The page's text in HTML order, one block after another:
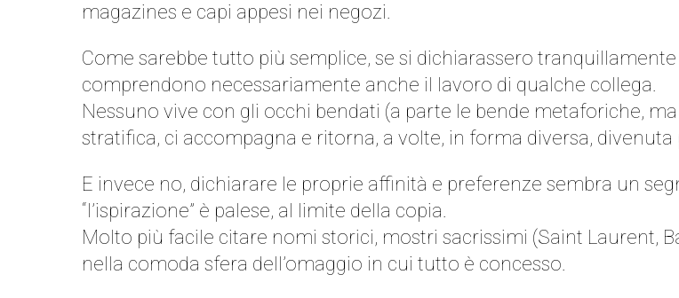
magazines e capi appesi nei negozi.
Come sarebbe tutto più semplice, se si dichiarassero
comprendono necessariamente anche il lavoro di qualche collega.
Nessuno vive con gli occhi bendati (a parte le bende metaforiche,
stratifica, ci accompagna e ritorna, a volte, in forma diversa, divenuta
E invece no, dichiarare le proprie affinità e preferenze sembra un
“l’ispirazione” è palese, al limite della copia.
Molto più facile citare nomi storici, mostri sacrissimi (Saint Laurent,
nella comoda sfera dell’omaggio in cui tutto è concesso.